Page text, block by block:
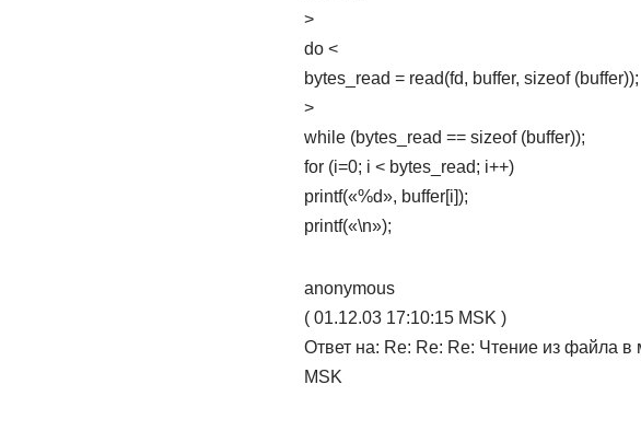
>
do <
bytes_read = read(fd, buffer, sizeof (buffer));
>
while (bytes_read == sizeof (buffer));
for (i=0; i < bytes_read; i++)
printf(«%d», buffer[i]);
printf(«\n»);
anonymous
( 01.12.03 17:10:15 MSK )
Ответ на: Re: Re: Re: Чтение из файла
MSK